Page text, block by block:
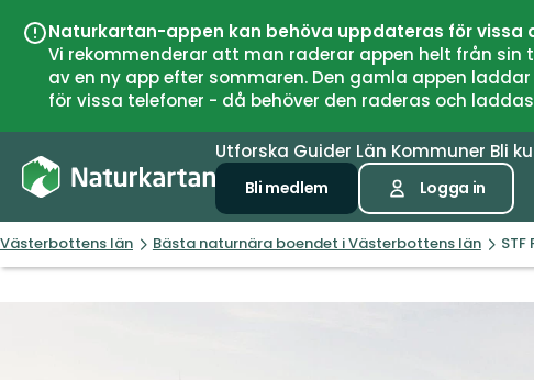
Naturkartan-appen kan behöva uppdateras för vissa
Vi rekommenderar att man raderar appen helt från
av en ny app efter sommaren. Den gamla appen
för vissa telefoner - då behöver den raderas och
Utforska Guider Län Kommuner Bli
Bli medlem Logga in
Västerbottens län Bästa naturnära boendet i Västerbottens län